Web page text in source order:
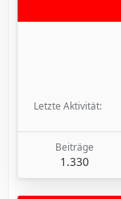
Letzte Aktivität
Beiträge
1.330